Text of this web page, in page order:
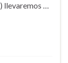
llevaremos …